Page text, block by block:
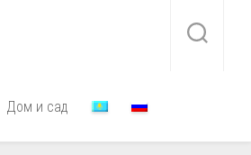
Дом и сад